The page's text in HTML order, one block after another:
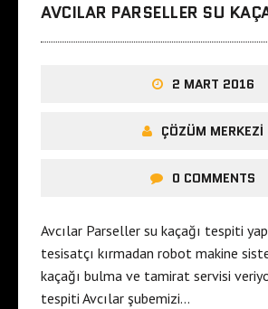
AVCILAR PARSELLER SU
2 MART 2016
ÇÖZÜM MERKEZI
0 COMMENTS
Avcılar Parseller su kaçağı tespiti
tesisatçı kırmadan robot makine
kaçağı bulma ve tamirat servisi
tespiti Avcılar şubemizi…